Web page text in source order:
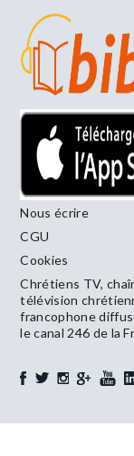
Nous écrire
CGU
Cookies
Chrétiens TV,
télévision
francophone
le canal 246 de la